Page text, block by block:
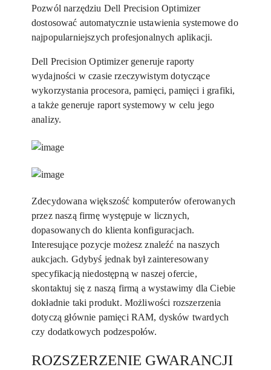
Pozwól narzędziu Dell Precision Optimizer
dostosować automatycznie ustawienia systemowe do
najpopularniejszych profesjonalnych aplikacji.
Dell Precision Optimizer generuje raporty
wydajności w czasie rzeczywistym dotyczące
wykorzystania procesora, pamięci, pamięci i grafiki,
a także generuje raport systemowy w celu jego
analizy.
Zdecydowana większość komputerów oferowanych
przez naszą firmę występuje w licznych,
dopasowanych do klienta konfiguracjach.
Interesujące pozycje możesz znaleźć na naszych
aukcjach. Gdybyś jednak był zainteresowany
specyfikacją niedostępną w naszej ofercie,
skontaktuj się z naszą firmą a wystawimy dla Ciebie
dokładnie taki produkt. Możliwości rozszerzenia
dotyczą głównie pamięci RAM, dysków twardych
czy dodatkowych podzespołów.
ROZSZERZENIE GWARANCJI